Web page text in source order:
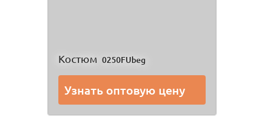
Костюм 0250FUbeg
Узнать оптовую цену